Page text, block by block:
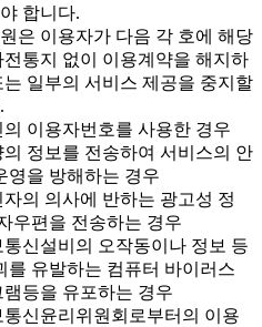
합니다.
은 이용자가 다음 각 호에 해당
통지 없이 이용계약을 해지하
는 일부의 서비스 제공을 중지할
의 이용자번호를 사용한 경우
의 정보를 전송하여 서비스의 안
영을 방해하는 경우
자의 의사에 반하는 광고성 정
우편을 전송하는 경우
통신설비의 오작동이나 정보 등
를 유발하는 컴퓨터 바이러스
램등을 유포하는 경우
통신윤리위원회로부터의 이용